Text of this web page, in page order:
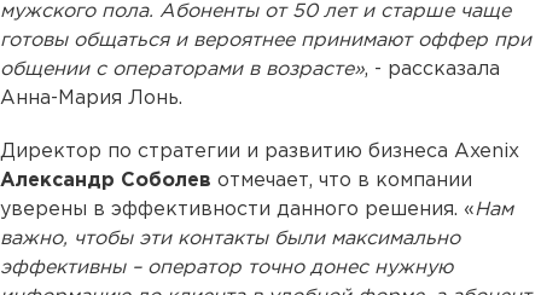
мужского пола. Абоненты от 50 лет и старше чаще
готовы общаться и вероятнее принимают оффер при
общении с операторами в возрасте», - рассказала
Анна-Мария Лонь.
Директор по стратегии и развитию бизнеса Axenix
Александр Соболев отмечает, что в компании
уверены в эффективности данного решения. «Нам
важно, чтобы эти контакты были максимально
эффективны – оператор точно донес нужную